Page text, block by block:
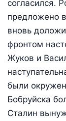
согласился.
предложено
вновь
фронтом
Жуков и
были
Бобруйска
Сталин